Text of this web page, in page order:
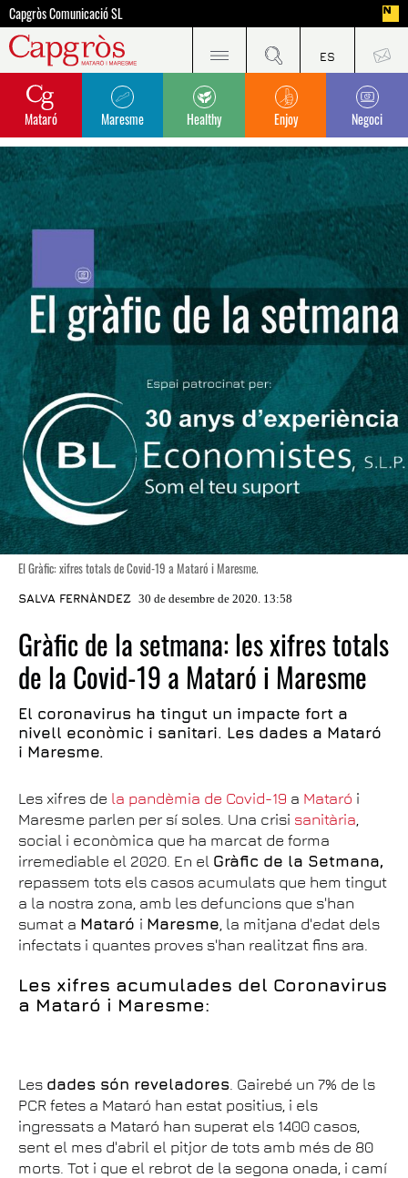
Capgròs Comunicació SL
Mataró Maresme Healthy Enjoy Negoci
El Gràfic: xifres totals de Covid-19 a Mataró i Maresme.
SALVA FERNÀNDEZ 30 de desembre de 2020. 13:58
Gràfic de la setmana: les xifres totals
de la Covid-19 a Mataró i Maresme
El coronavirus ha tingut un impacte fort a
nivell econòmic i sanitari. Les dades a Mataró
i Maresme.
Les xifres de la pandèmia de Covid-19 a Mataró i
Maresme parlen per sí soles. Una crisi sanitària,
social i econòmica que ha marcat de forma
irremediable el 2020. En el Gràfic de la Setmana,
repassem tots els casos acumulats que hem tingut
a la nostra zona, amb les defuncions que s'han
sumat a Mataró i Maresme, la mitjana d'edat dels
infectats i quantes proves s'han realitzat fins ara.
Les xifres acumulades del Coronavirus
a Mataró i Maresme:
Les dades són reveladores. Gairebé un 7% de ls
PCR fetes a Mataró han estat positius, i els
ingressats a Mataró han superat els 1400 casos,
sent el mes d'abril el pitjor de tots amb més de 80
morts. Tot i que el rebrot de la segona onada, i camí